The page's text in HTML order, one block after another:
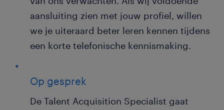
aansluiting zien met jouw profiel, willen
we je uiteraard beter leren kennen tijdens
een korte telefonische kennismaking.
Op gesprek
De Talent Acquisition Specialist gaat